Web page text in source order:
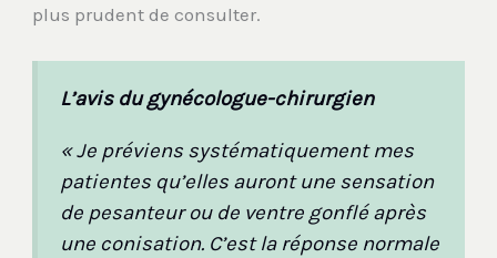
plus prudent de consulter.
L’avis du gynécologue-chirurgien
« Je préviens systématiquement mes
patientes qu’elles auront une sensation
de pesanteur ou de ventre gonflé après
une conisation. C’est la réponse normale